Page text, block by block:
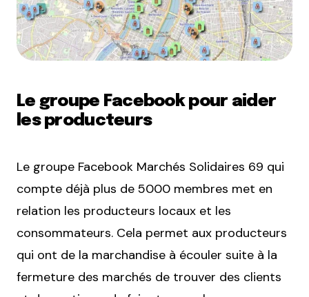
Le groupe Facebook pour aider
les producteurs
Le groupe Facebook Marchés Solidaires 69 qui
compte déjà plus de 5000 membres met en
relation les producteurs locaux et les
consommateurs. Cela permet aux producteurs
qui ont de la marchandise à écouler suite à la
fermeture des marchés de trouver des clients